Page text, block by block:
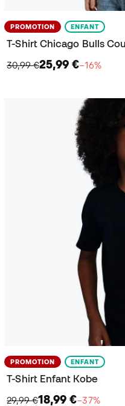
PROMOTION ENFANT
T-Shirt Chicago Bulls
30,99 €25,99 €−16%
PROMOTION ENFANT
T-Shirt Enfant Kobe
29,99 €18,99 €−37%